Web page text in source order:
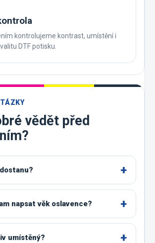
kontrolujeme kontrast, umístění i
DTF potisku.
vědět před
napsat věk oslavence?
umístěný?